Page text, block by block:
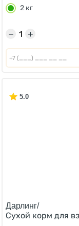
2 кг
+
−
5.0
Дарлинг/
Сухой корм для